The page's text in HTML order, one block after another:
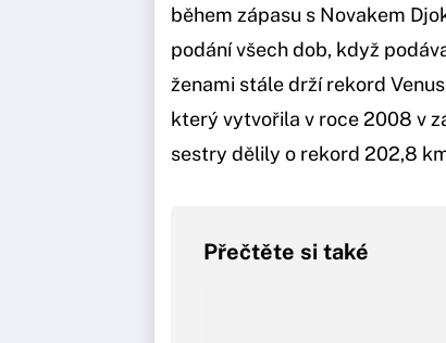
během zápasu s Novakem
podání všech dob, když
ženami stále drží rekord
který vytvořila v roce 2008 v
sestry dělily o rekord 202,8
Přečtěte si také